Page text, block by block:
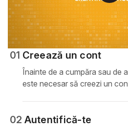
01 Creează un cont
Înainte de a cumpăra sau de
este necesar să creezi un
02 Autentifică-te